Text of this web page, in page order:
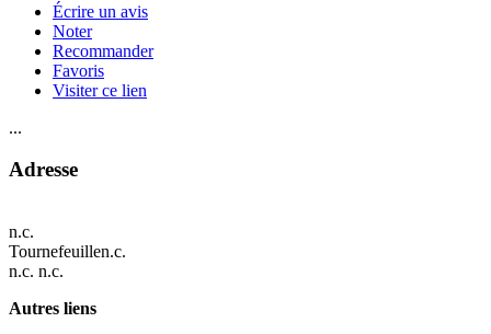
Écrire un avis
Noter
Recommander
Favoris
Visiter ce lien
...
Adresse
n.c.
Tournefeuillen.c.
n.c. n.c.
Autres liens